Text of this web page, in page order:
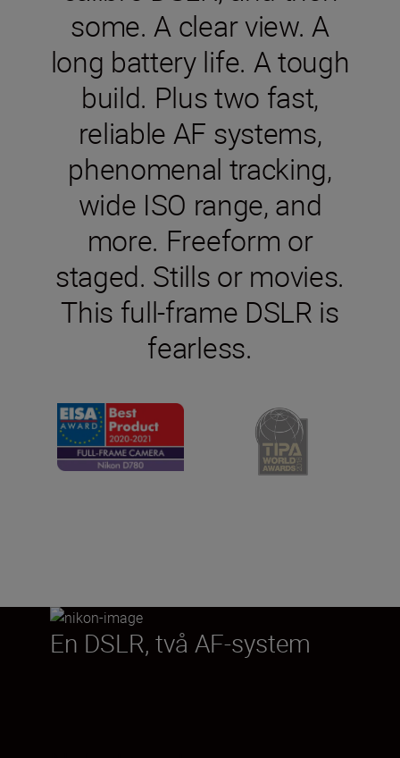
some. A clear view. A
long battery life. A tough
build. Plus two fast,
reliable AF systems,
phenomenal tracking,
wide ISO range, and
more. Freeform or
staged. Stills or movies.
This full-frame DSLR is
fearless.
En DSLR, två AF-system